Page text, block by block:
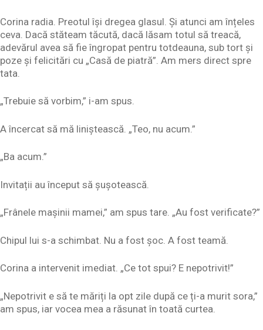
Corina radia. Preotul își dregea glasul. Și atunci am înțeles
ceva. Dacă stăteam tăcută, dacă lăsam totul să treacă,
adevărul avea să fie îngropat pentru totdeauna, sub tort și
poze și felicitări cu „Casă de piatră”. Am mers direct spre
tata.
„Trebuie să vorbim,” i-am spus.
A încercat să mă liniștească. „Teo, nu acum.”
„Ba acum.”
Invitații au început să șușotească.
„Frânele mașinii mamei,” am spus tare. „Au fost verificate?”
Chipul lui s-a schimbat. Nu a fost șoc. A fost teamă.
Corina a intervenit imediat. „Ce tot spui? E nepotrivit!”
„Nepotrivit e să te măriți la opt zile după ce ți-a murit sora,”
am spus, iar vocea mea a răsunat în toată curtea.